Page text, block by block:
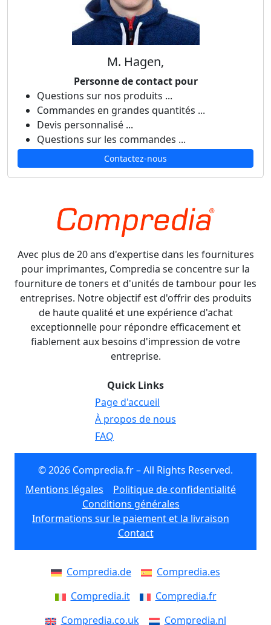
M. Hagen,
Personne de contact pour
Questions sur nos produits ...
Commandes en grandes quantités ...
Devis personnalisé ...
Questions sur les commandes ...
Contactez-nous
Avec plus de 20 ans d'expertise dans les fournitures
pour imprimantes, Compredia se concentre sur la
fourniture de toners et d'unités de tambour pour les
entreprises. Notre objectif est d'offrir des produits
de haute qualité et une expérience d'achat
exceptionnelle pour répondre efficacement et
fiablement aux besoins d'impression de votre
entreprise.
Quick Links
Page d'accueil
À propos de nous
FAQ
© 2026 Compredia.fr – All Rights Reserved.
Mentions légales
Politique de confidentialité
Conditions générales
Informations sur le paiement et la livraison
Contact
Compredia.de
Compredia.es
Compredia.it
Compredia.fr
Compredia.co.uk
Compredia.nl